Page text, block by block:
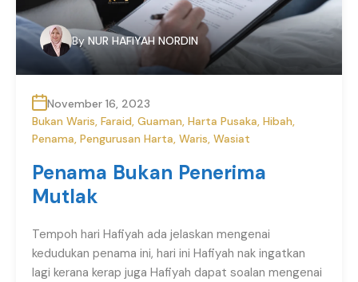
By NUR HAFIYAH NORDIN
November 16, 2023
Bukan Waris, Faraid, Guaman, Harta Pusaka, Hibah,
Penama, Pengurusan Harta, Waris, Wasiat
Penama Bukan Penerima
Mutlak
Tempoh hari Hafiyah ada jelaskan mengenai
kedudukan penama ini, hari ini Hafiyah nak ingatkan
lagi kerana kerap juga Hafiyah dapat soalan mengenai